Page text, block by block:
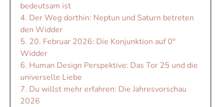
bedeutsam ist
4. Der Weg dorthin: Neptun und Saturn betreten
den Widder
5. 20. Februar 2026: Die Konjunktion auf 0°
Widder
6. Human Design Perspektive: Das Tor 25 und die
universelle Liebe
7. Du willst mehr erfahren: Die Jahresvorschau
2026